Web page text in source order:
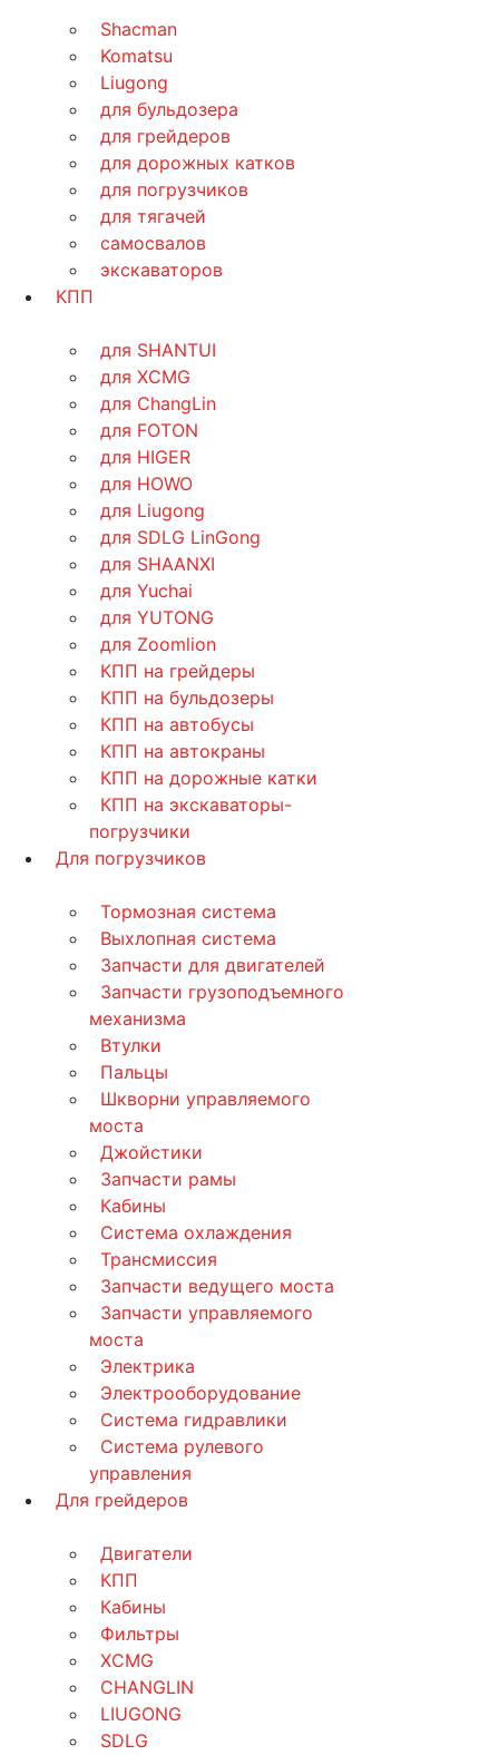
Shacman
Komatsu
Liugong
для бульдозера
для грейдеров
для дорожных катков
для погрузчиков
для тягачей
самосвалов
экскаваторов
КПП
для SHANTUI
для XCMG
для ChangLin
для FOTON
для HIGER
для HOWO
для Liugong
для SDLG LinGong
для SHAANXI
для Yuchai
для YUTONG
для Zoomlion
КПП на грейдеры
КПП на бульдозеры
КПП на автобусы
КПП на автокраны
КПП на дорожные катки
КПП на экскаваторы-
погрузчики
Для погрузчиков
Тормозная система
Выхлопная система
Запчасти для двигателей
Запчасти грузоподъемного
механизма
Втулки
Пальцы
Шкворни управляемого
моста
Джойстики
Запчасти рамы
Кабины
Система охлаждения
Трансмиссия
Запчасти ведущего моста
Запчасти управляемого
моста
Электрика
Электрооборудование
Система гидравлики
Система рулевого
управления
Для грейдеров
Двигатели
КПП
Кабины
Фильтры
XCMG
CHANGLIN
LIUGONG
SDLG